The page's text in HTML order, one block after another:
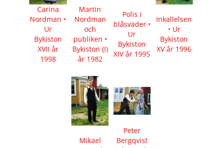
Carina
Nordman •
Ur
Bykiston
XVII år
1998
Martin
Nordman
och
publiken •
Bykiston (I)
år 1982
Polis i
blåsväder •
Ur
Bykiston
XIV år 1995
Inkallelsen
• Ur
Bykiston
XV år 1996
Mikael
Peter
Bergqvist